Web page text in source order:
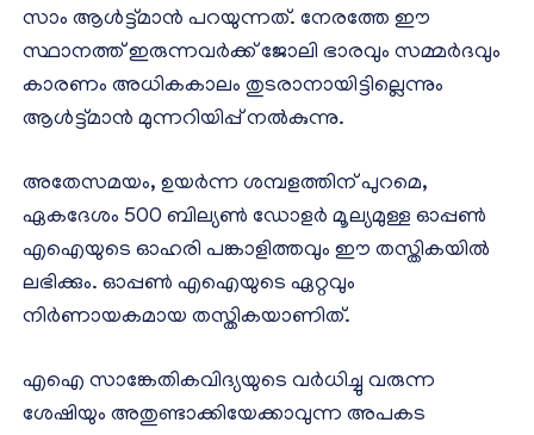
സാം ആള്‍ട്ട്മാന്‍ പറയുന്നത്. നേരത്തേ ഈ
സ്ഥാനത്ത് ഇരുന്നവര്‍ക്ക് ജോലി ഭാരവും സമ്മര്‍ദവും
കാരണം അധികകാലം തുടരാനായിട്ടില്ലെന്നും
ആള്‍ട്ട്മാന്‍ മുന്നറിയിപ്പ് നല്‍കുന്നു.
അതേസമയം, ഉയര്‍ന്ന ശമ്പളത്തിന് പുറമെ,
ഏകദേശം 500 ബില്യണ്‍ ഡോളര്‍ മൂല്യമുള്ള ഓപ്പണ്‍
എഐയുടെ ഓഹരി പങ്കാളിത്തവും ഈ തസ്തികയില്‍
ലഭിക്കും. ഓപ്പണ്‍ എഐയുടെ ഏറ്റവും
നിര്‍ണായകമായ തസ്തികയാണിത്.
എഐ സാങ്കേതികവിദ്യയുടെ വര്‍ധിച്ചു വരുന്ന
ശേഷിയും അതുണ്ടാക്കിയേക്കാവുന്ന അപകട